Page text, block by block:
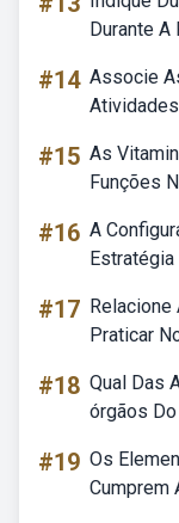
Durante A
#14 Associe
#15 As
Funções
#16 A
#17
Praticar
#18 Qual Das
órgãos
#19 Os
Cumprem